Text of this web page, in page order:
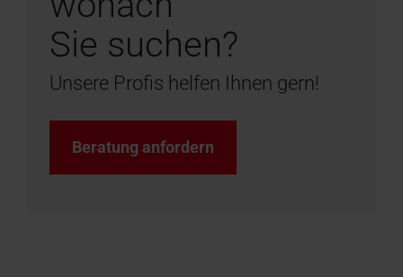
Sie suchen?
Unsere Profis helfen Ihnen gern!
Beratung anfordern